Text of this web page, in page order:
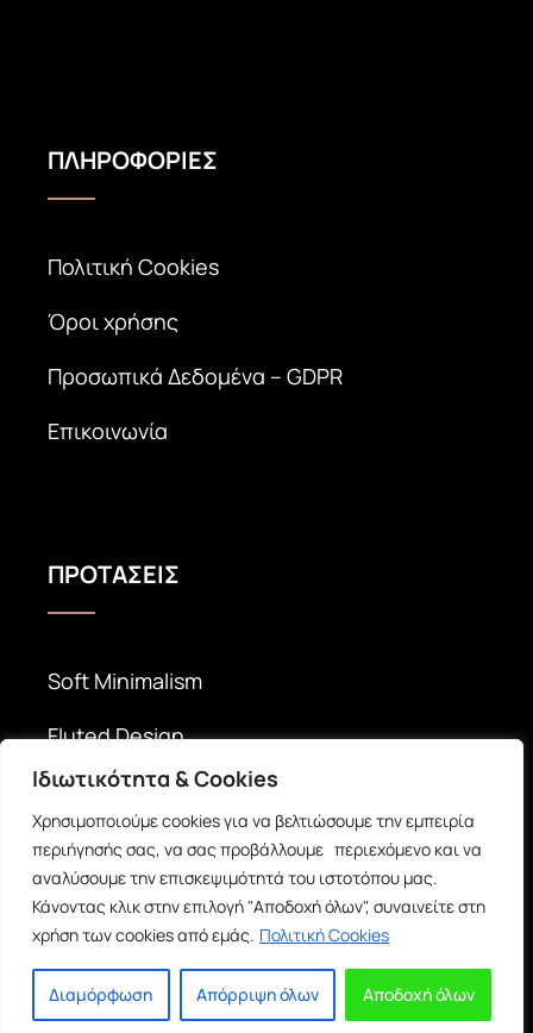
Ιδιωτικότητα & Cookies
Χρησιμοποιούμε cookies για να βελτιώσουμε την εμπειρία
περιήγησής σας, να σας προβάλλουμε περιεχόμενο και να
αναλύσουμε την επισκεψιμότητά του ιστοτόπου μας.
Κάνοντας κλικ στην επιλογή "Αποδοχή όλων", συναινείτε στη
χρήση των cookies από εμάς. Πολιτική Cookies
Διαμόρφωση Απόρριψη όλων Αποδοχή όλων
ΠΛΗΡΟΦΟΡΙΕΣ
Πολιτική Cookies
Όροι χρήσης
Προσωπικά Δεδομένα – GDPR
Επικοινωνία
ΠΡΟΤΑΣΕΙΣ
Soft Minimalism
Fluted Design
Timeless Elegance
© Copyright 2026 |inDecor -
Έπιπλα & Διακόσμηση| Αριθμός
Γ.Ε.ΜΗ.: 137721654000